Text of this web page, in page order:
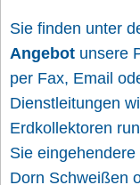
Sie finden unter
Angebot unsere
per Fax, Email
Dienstleitungen
Erdkollektoren
Sie
Dorn Schweißen